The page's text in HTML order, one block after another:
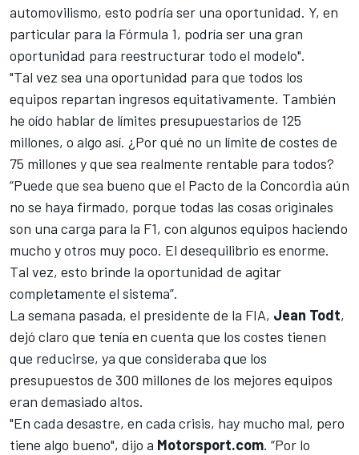
automovilismo, esto podría ser una oportunidad. Y, en
particular para la Fórmula 1, podría ser una gran
oportunidad para reestructurar todo el modelo".
"Tal vez sea una oportunidad para que todos los
equipos repartan ingresos equitativamente. También
he oído hablar de límites presupuestarios de 125
millones, o algo así. ¿Por qué no un límite de costes de
75 millones y que sea realmente rentable para todos?
“Puede que sea bueno que el Pacto de la Concordia aún
no se haya firmado, porque todas las cosas originales
son una carga para la F1, con algunos equipos haciendo
mucho y otros muy poco. El desequilibrio es enorme.
Tal vez, esto brinde la oportunidad de agitar
completamente el sistema”.
La semana pasada, el presidente de la FIA, Jean Todt,
dejó claro que tenía en cuenta que los costes tienen
que reducirse, ya que consideraba que los
presupuestos de 300 millones de los mejores equipos
eran demasiado altos.
"En cada desastre, en cada crisis, hay mucho mal, pero
tiene algo bueno", dijo a Motorsport.com. “Por lo